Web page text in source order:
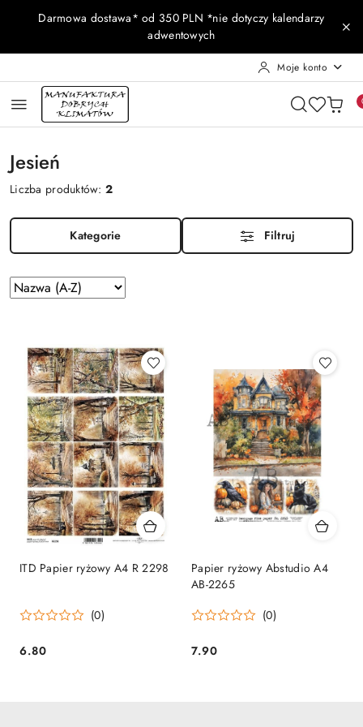
Przejdź do treści głównej
Przejdź do wyszukiwarki
Przejdź do moje konto
Przejdź do menu głównego
Przejdź do stopki
Darmowa dostawa* od 350 PLN *nie dotyczy kalendarzy
adwentowych
Moje konto
Jesień
Liczba produktów:2
Kategorie Filtruj
Zastosowano
sortowanie:
Sortuj
według
ITD Papier ryżowy A4 R 2298
(0)
Cena:
6.80
Papier ryżowy Abstudio A4
AB-2265
(0)
Cena:
7.90